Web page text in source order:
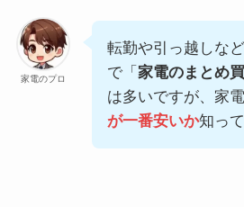
家電のプロ
転勤や引っ越しな
で「 家電のまとめ
は多いですが、家
が一番安いか知っ